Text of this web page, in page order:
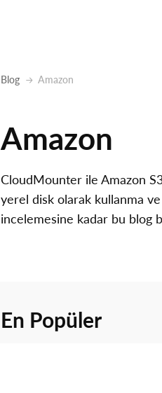
Blog Amazon
Amazon
CloudMounter ile Amazon
yerel disk olarak kullanma ve
incelemesine kadar bu blog
En Popüler